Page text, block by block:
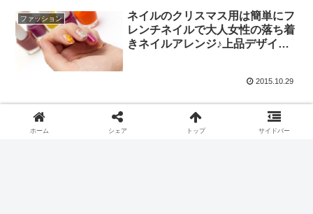
ファッション
ネイルのクリスマス用は簡単にフ
レンチネイルで大人女性の落ち着
きネイルアレンジ♪上品デザイン4
2015.10.29
スポンサーリンク
ホーム シェア トップ サイドバー